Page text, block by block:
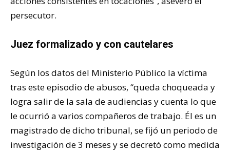
persecutor.
Juez formalizado y con cautelares
Según los datos del Ministerio Público la víctima
tras este episodio de abusos, “queda choqueada y
logra salir de la sala de audiencias y cuenta lo que
le ocurrió a varios compañeros de trabajo. Él es un
magistrado de dicho tribunal, se fijó un periodo de
investigación de 3 meses y se decretó como medida